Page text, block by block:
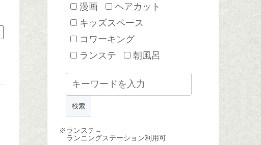
漫画
ヘアカット
キッズスペース
コワーキング
ランステ
朝風呂
※ランステ＝
ランニングステーション利用可